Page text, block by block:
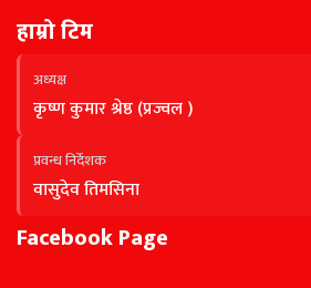
हाम्रो टिम
अध्यक्ष
कृष्ण कुमार श्रेष्ठ (प्रज्वल )
प्रवन्ध निर्देशक
वासुदेव तिमसिना
Facebook Page